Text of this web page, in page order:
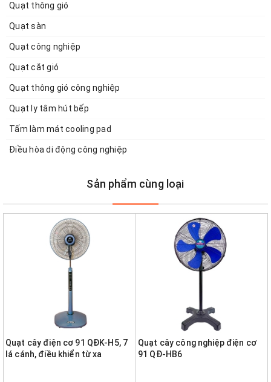
Quạt thông gió
Quạt sàn
Quạt công nghiệp
Quạt cắt gió
Quạt thông gió công nghiệp
Quạt ly tâm hút bếp
Tấm làm mát cooling pad
Điều hòa di động công nghiệp
Sản phẩm cùng loại
Quạt cây điện cơ 91 QĐK-H5, 7
lá cánh, điều khiển từ xa
Quạt cây công nghiệp điện cơ
91 QĐ-HB6